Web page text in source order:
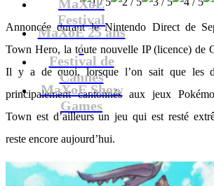
MaXoE
Festival
MaXoE 25 ans
!
Festival de
Cannes
MaXoE Show
Games
Annoncée durant le Nintendo Direct de
Town Hero, la toute nouvelle IP (licence) de
Il y a de quoi, lorsque l’on sait que les
principalement cantonnés aux jeux
Town est d’ailleurs un jeu qui est resté
reste encore aujourd’hui.